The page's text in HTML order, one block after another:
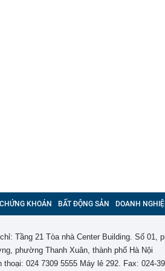
CHỨNG KHOÁN BẤT ĐỘNG SẢN DOANH
Tầng 21 Tòa nhà Center Building. Số 01,
phường Thanh Xuân, thành phố Hà Nội
thoại: 024 7309 5555 Máy lẻ 292. Fax: 024-